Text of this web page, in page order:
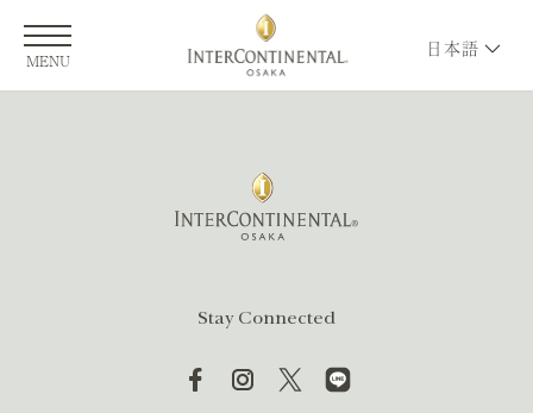
MENU
日本語
Stay Connected